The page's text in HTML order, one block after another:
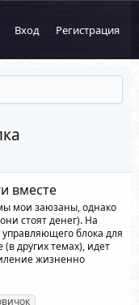
Вход Регистрация
вместе
мои заюзаны, однако
стоят денег). На
управляющего блока для
других темах), идет
жизненно